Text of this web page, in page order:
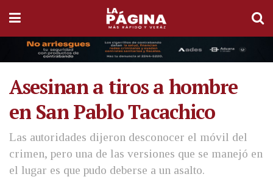
Asesinan a tiros a hombre
en San Pablo Tacachico
Las autoridades dijeron desconocer el móvil del
crimen, pero una de las versiones que se manejó en
el lugar es que pudo deberse a un asalto.